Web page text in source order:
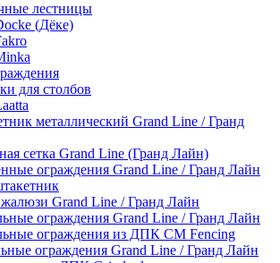
лестницы
(Дёке)
для столбов
металлический Grand Line / Гранд
сетка Grand Line (Гранд Лайн)
ограждения Grand Line / Гранд Лайн
Grand Line / Гранд Лайн
ограждения Grand Line / Гранд Лайн
ограждения из ДПК CM Fencing
ограждения Grand Line / Гранд Лайн